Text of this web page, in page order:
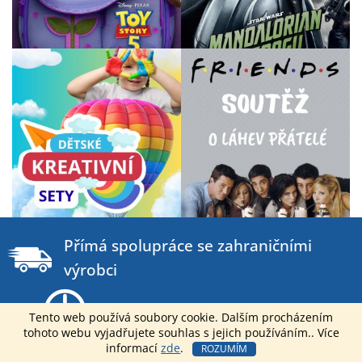
Tento web používá soubory cookie. Dalším procházením
tohoto webu vyjadřujete souhlas s jejich používáním.. Více
informacízde. ROZUMÍM
p
Přímá spolupráce se zahraničními
výrobci
Dodání do 2 dnů od objednání
Můžeme nabídnout nejlepší B2B ceny na